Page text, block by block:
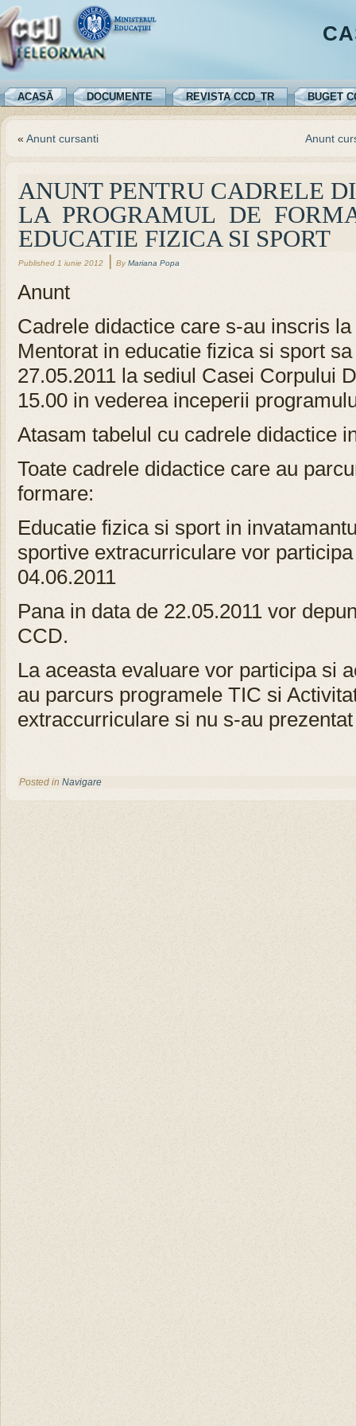
ACASĂ DOCUMENTE REVISTA CCD_TR BUGET
« Anunt cursanti Anunt
ANUNT PENTRU CADRELE
LA PROGRAMUL DE
EDUCATIE FIZICA SI SPORT
Published 1 iunie 2012 By Mariana Popa
Anunt
Cadrele didactice care s-au inscris
Mentorat in educatie fizica si sport
27.05.2011 la sediul Casei Corpului
15.00 in vederea inceperii
Atasam tabelul cu cadrele didactice
Toate cadrele didactice care au
formare:
Educatie fizica si sport in
sportive extracurriculare vor
04.06.2011
Pana in data de 22.05.2011 vor
CCD.
La aceasta evaluare vor participa si
au parcurs programele TIC si
extraccurriculare si nu s-au
Posted in Navigare